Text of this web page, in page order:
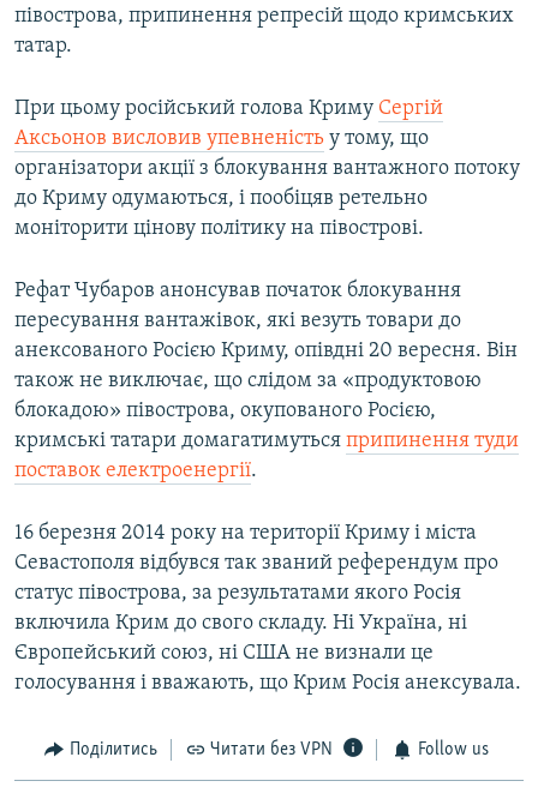
півострова, припинення репресій щодо кримських
татар.
При цьому російський голова Криму Сергій
Аксьонов висловив упевненість у тому, що
організатори акції з блокування вантажного потоку
до Криму одумаються, і пообіцяв ретельно
моніторити цінову політику на півострові.
Рефат Чубаров анонсував початок блокування
пересування вантажівок, які везуть товари до
анексованого Росією Криму, опівдні 20 вересня. Він
також не виключає, що слідом за «продуктовою
блокадою» півострова, окупованого Росією,
кримські татари домагатимуться припинення туди
поставок електроенергії.
16 березня 2014 року на території Криму і міста
Севастополя відбувся так званий референдум про
статус півострова, за результатами якого Росія
включила Крим до свого складу. Ні Україна, ні
Європейський союз, ні США не визнали це
голосування і вважають, що Крим Росія анексувала.
Поділитись Читати без VPN Follow us